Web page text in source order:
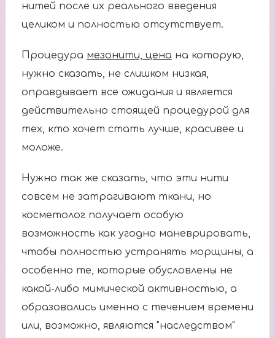
нитей после их реального введения
целиком и полностью отсутствует.
Процедура мезонити, цена на которую,
нужно сказать, не слишком низкая,
оправдывает все ожидания и является
действительно стоящей процедурой для
тех, кто хочет стать лучше, красивее и
моложе.
Нужно так же сказать, что эти нити
совсем не затрагивают ткани, но
косметолог получает особую
возможность как угодно маневрировать,
чтобы полностью устранять морщины, а
особенно те, которые обусловлены не
какой-либо мимической активностью, а
образовались именно с течением времени
или, возможно, являются "наследством"